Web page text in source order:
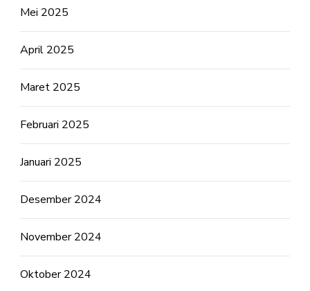
Mei 2025
April 2025
Maret 2025
Februari 2025
Januari 2025
Desember 2024
November 2024
Oktober 2024